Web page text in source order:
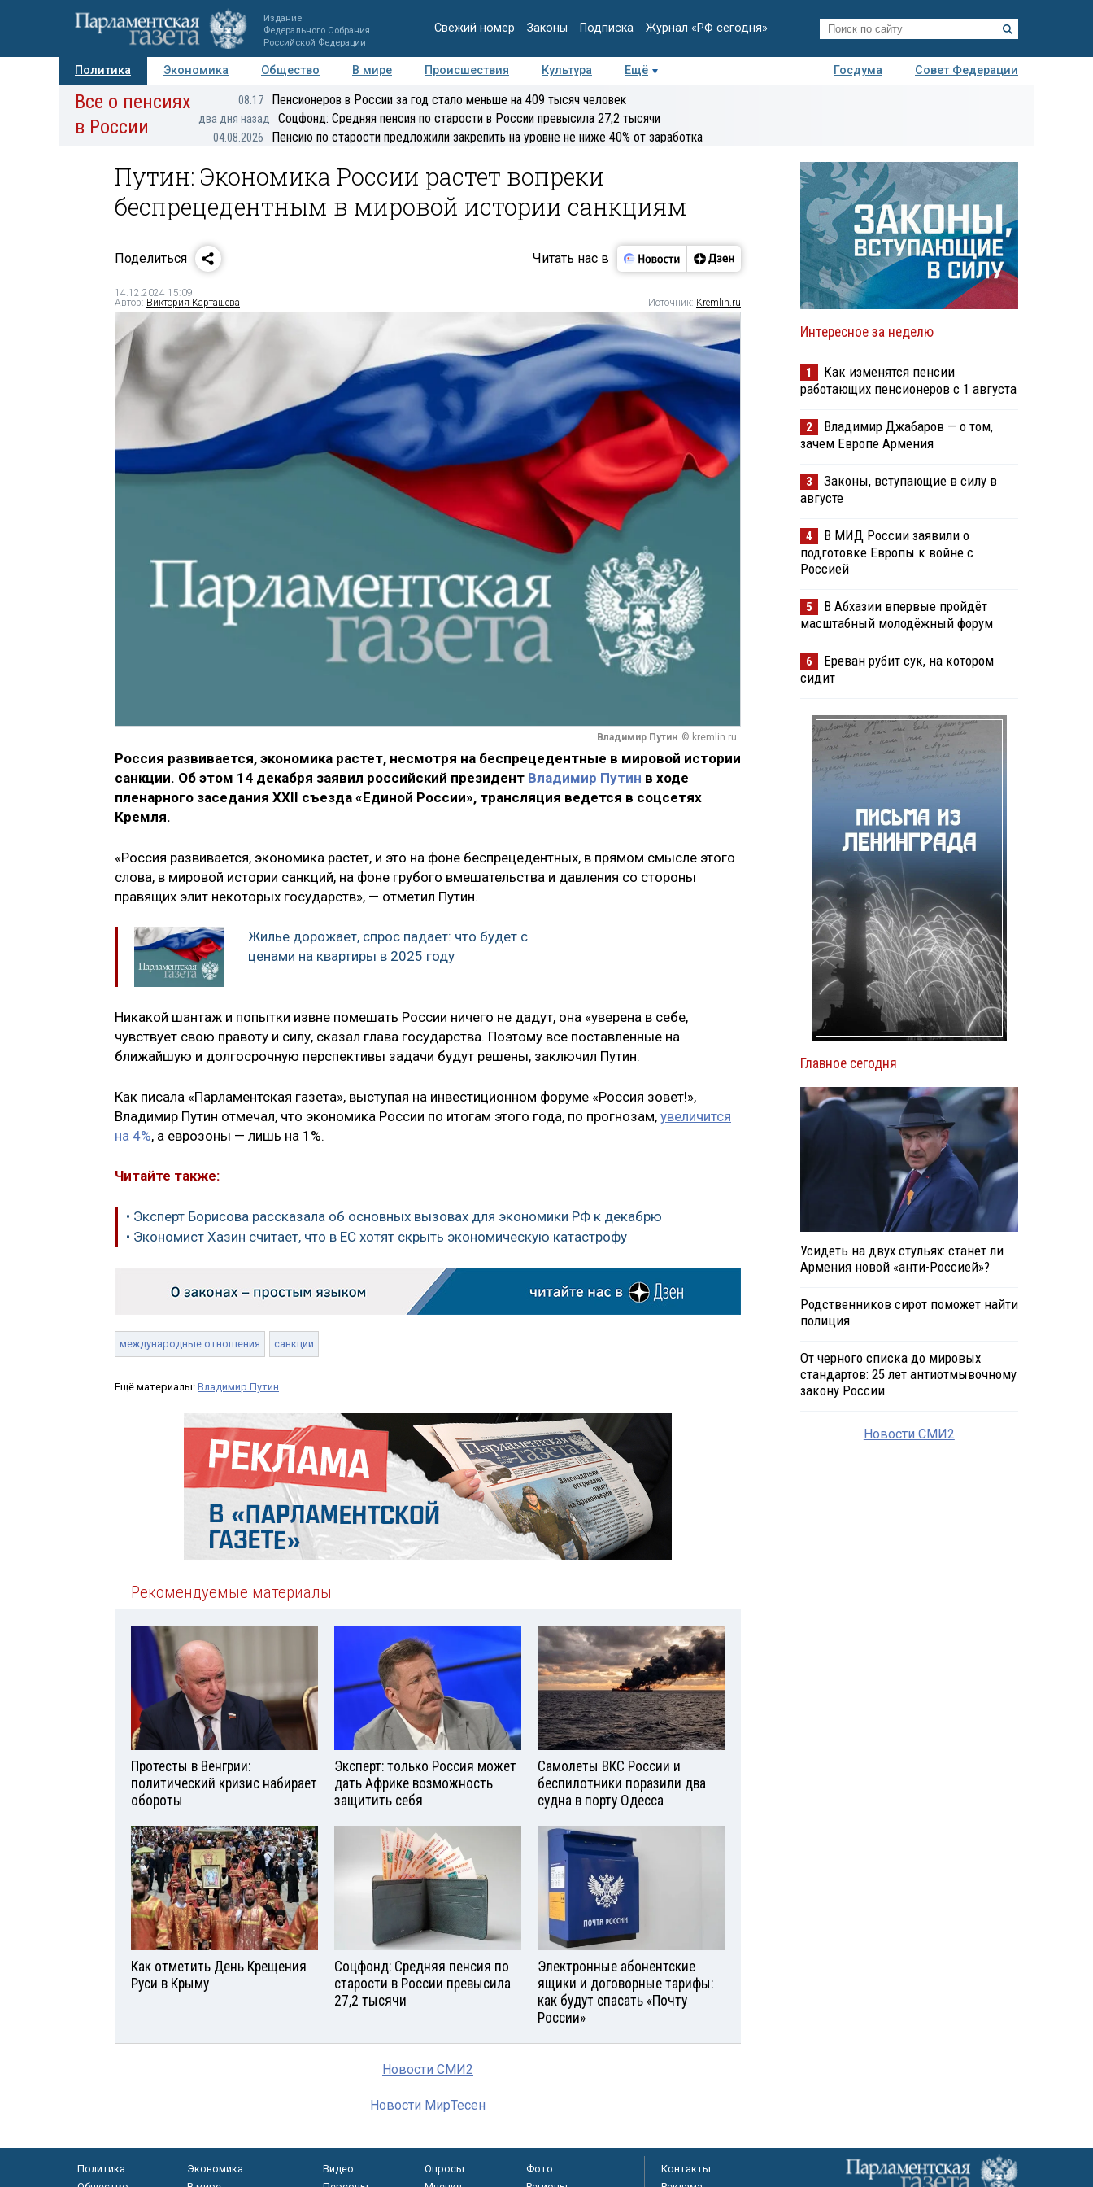
Издание
Федерального Собрания
Российской Федерации
Свежий номер Законы Подписка Журнал «РФ сегодня»
Политика Экономика Общество В мире Происшествия Культура Ещё Госдума
Совет Федерации
Авторы Персоны Мнения Регионы Медиацентр Интервью Колумнисты
Все о пенсиях
в России
08:17 Пенсионеров в России за год стало меньше на 409 тысяч человек
два дня назад Соцфонд: Средняя пенсия по старости в России превысила 27,2 тысячи
04.08.2026 Пенсию по старости предложили закрепить на уровне не ниже 40% от заработка
Путин: Экономика России растет вопреки
беспрецедентным в мировой истории санкциям
Поделиться Читать нас в
14.12.2024 15:09
Автор: Виктория Карташева Источник: Kremlin.ru
Владимир Путин © kremlin.ru
Россия развивается, экономика растет, несмотря на беспрецедентные в мировой истории
санкции. Об этом 14 декабря заявил российский президент Владимир Путин в ходе
пленарного заседания XXII съезда «Единой России», трансляция ведется в соцсетях
Кремля.
«Россия развивается, экономика растет, и это на фоне беспрецедентных, в прямом смысле этого
слова, в мировой истории санкций, на фоне грубого вмешательства и давления со стороны
правящих элит некоторых государств», — отметил Путин.
Жилье дорожает, спрос падает: что будет с
ценами на квартиры в 2025 году
Никакой шантаж и попытки извне помешать России ничего не дадут, она «уверена в себе,
чувствует свою правоту и силу, сказал глава государства. Поэтому все поставленные на
ближайшую и долгосрочную перспективы задачи будут решены, заключил Путин.
Как писала «Парламентская газета», выступая на инвестиционном форуме «Россия зовет!»,
Владимир Путин отмечал, что экономика России по итогам этого года, по прогнозам, увеличится
на 4%, а еврозоны — лишь на 1%.
Читайте также:
• Эксперт Борисова рассказала об основных вызовах для экономики РФ к декабрю
• Экономист Хазин считает, что в ЕС хотят скрыть экономическую катастрофу
международные отношения санкции
Ещё материалы: Владимир Путин
Рекомендуемые материалы
Протесты в Венгрии:
политический кризис набирает
обороты
Эксперт: только Россия может
дать Африке возможность
защитить себя
Самолеты ВКС России и
беспилотники поразили два
судна в порту Одесса
Как отметить День Крещения
Руси в Крыму
Соцфонд: Средняя пенсия по
старости в России превысила
27,2 тысячи
Электронные абонентские
ящики и договорные тарифы:
как будут спасать «Почту
России»
Новости СМИ2
Новости МирТесен
Интересное за неделю
1
Как изменятся пенсии
работающих пенсионеров с 1 августа
2
Владимир Джабаров — о том,
зачем Европе Армения
3
Законы, вступающие в силу в
августе
4
В МИД России заявили о
подготовке Европы к войне с
Россией
5
В Абхазии впервые пройдёт
масштабный молодёжный форум
6
Ереван рубит сук, на котором
сидит
Главное сегодня
Усидеть на двух стульях: станет ли
Армения новой «анти-Россией»?
Родственников сирот поможет найти
полиция
От черного списка до мировых
стандартов: 25 лет антиотмывочному
закону России
Новости СМИ2
Политика
Экономика
Видео Опросы
Фото
Контакты